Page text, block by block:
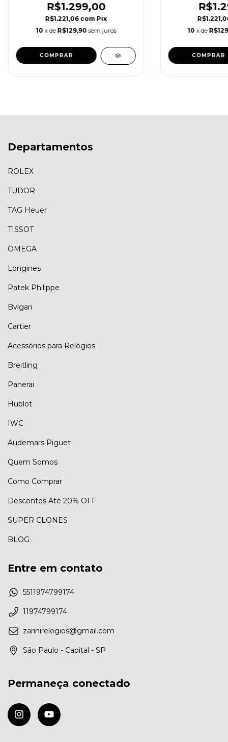
R$1.299,00
R$1.221,06 com Pix
10 x de R$129,90 sem juros
10 x de
Departamentos
ROLEX
TUDOR
TAG Heuer
TISSOT
OMEGA
Longines
Patek Philippe
Bvlgari
Cartier
Acessórios para Relógios
Breitling
Panerai
Hublot
IWC
Audemars Piguet
Quem Somos
Como Comprar
Descontos Até 20% OFF
SUPER CLONES
BLOG
Entre em contato
5511974799174
11974799174
zarinirelogios@gmail.com
São Paulo - Capital - SP
Permaneça conectado